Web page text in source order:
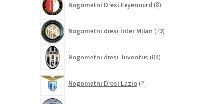
Nogometni Dresi Feyenoord 8izdelkov
Nogometni dresi Inter Milan 73izdelkov
Nogometni dresi Juventus 88izdelkov
Nogometni Dresi Lazio 2izdelka